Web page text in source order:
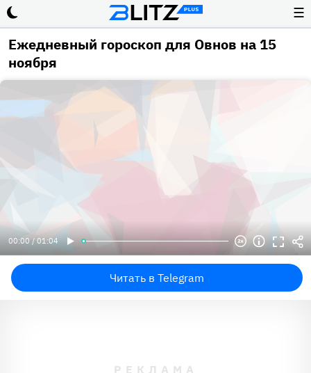
☰
Ежедневный гороскоп для Овнов на 15
ноября
00:00 / 01:04
Читать в Telegram